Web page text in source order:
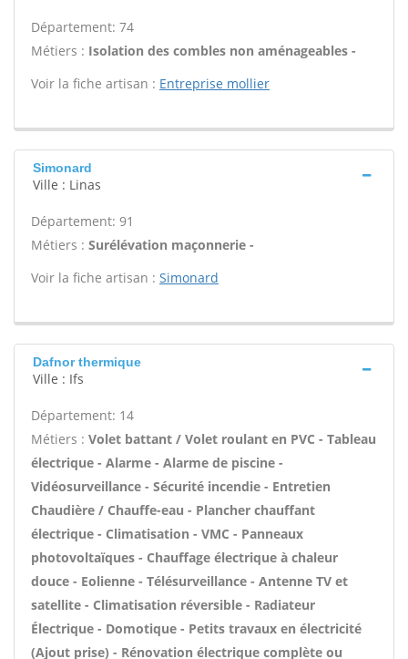
Département: 74
Métiers : Isolation des combles non aménageables -
Voir la fiche artisan : Entreprise mollier
Simonard
Ville : Linas
Département: 91
Métiers : Surélévation maçonnerie -
Voir la fiche artisan : Simonard
Dafnor thermique
Ville : Ifs
Département: 14
Métiers : Volet battant / Volet roulant en PVC - Tableau
électrique - Alarme - Alarme de piscine -
Vidéosurveillance - Sécurité incendie - Entretien
Chaudière / Chauffe-eau - Plancher chauffant
électrique - Climatisation - VMC - Panneaux
photovoltaïques - Chauffage électrique à chaleur
douce - Eolienne - Télésurveillance - Antenne TV et
satellite - Climatisation réversible - Radiateur
Électrique - Domotique - Petits travaux en électricité
(Ajout prise) - Rénovation électrique complète ou